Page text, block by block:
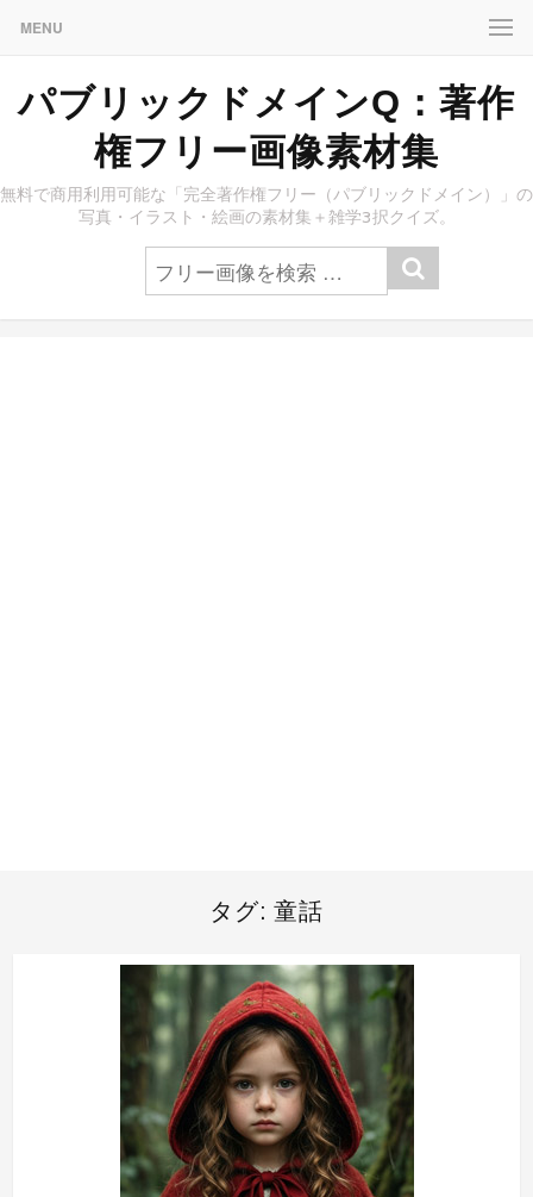
MENU
パブリックドメインQ：著作
権フリー画像素材集
無料で商用利用可能な「完全著作権フリー（パブリックドメイン）」の
写真・イラスト・絵画の素材集＋雑学3択クイズ。
タグ: 童話